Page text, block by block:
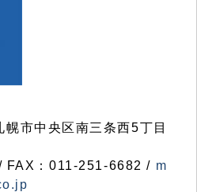
市中央区南三条西5丁目
FAX：011-251-6682 / m